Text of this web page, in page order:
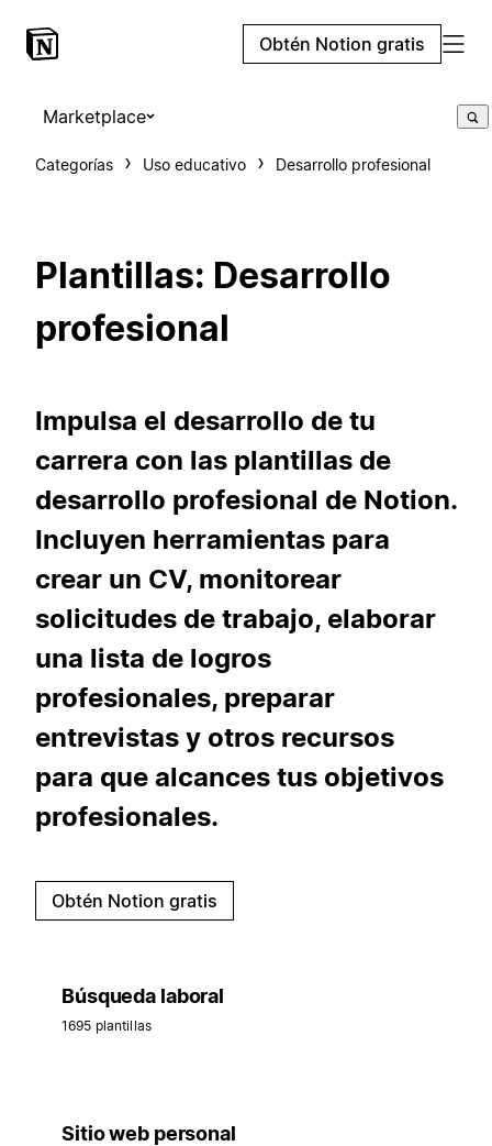
Obtén Notion gratis
Marketplace
Categorías Uso educativo Desarrollo profesional
Plantillas: Desarrollo
profesional
Impulsa el desarrollo de tu
carrera con las plantillas de
desarrollo profesional de Notion.
Incluyen herramientas para
crear un CV, monitorear
solicitudes de trabajo, elaborar
una lista de logros
profesionales, preparar
entrevistas y otros recursos
para que alcances tus objetivos
profesionales.
Obtén Notion gratis
Búsqueda laboral
1695 plantillas
Sitio web personal